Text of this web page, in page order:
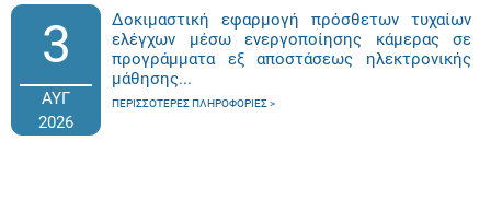
3
ΑΥΓ
2026
Δοκιμαστική εφαρμογή πρόσθετων τυχαίων
ελέγχων μέσω ενεργοποίησης κάμερας σε
προγράμματα εξ αποστάσεως ηλεκτρονικής
μάθησης...
ΠΕΡΙΣΣΌΤΕΡΕΣ ΠΛΗΡΟΦΟΡΊΕΣ